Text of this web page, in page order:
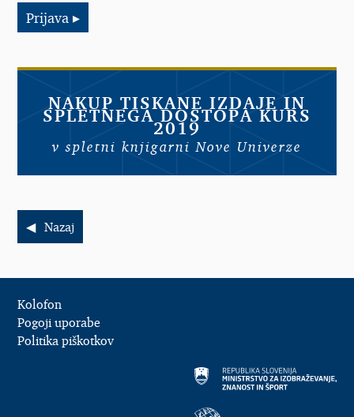
Prijava
NAKUP TISKANE IZDAJE IN
SPLETNEGA DOSTOPA KURS
2019
v spletni knjigarni Nove Univerze
Nazaj
Kolofon
Pogoji uporabe
Politika piškotkov